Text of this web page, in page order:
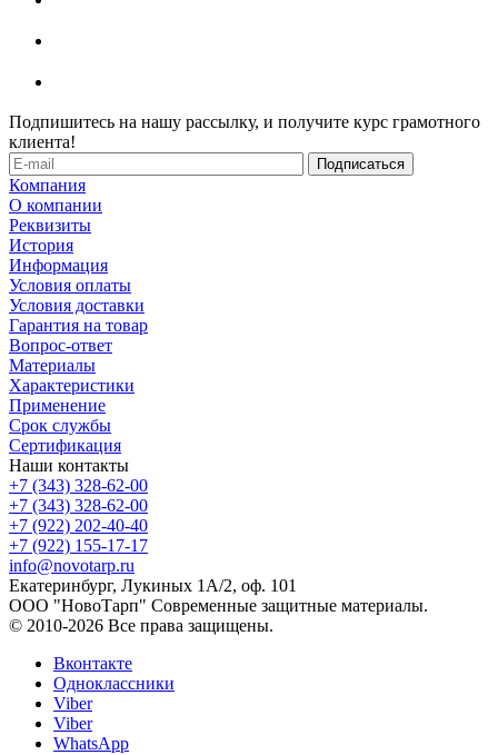
Подпишитесь на нашу рассылку, и получите курс грамотного
клиента!
Компания
О компании
Реквизиты
История
Информация
Условия оплаты
Условия доставки
Гарантия на товар
Вопрос-ответ
Материалы
Характеристики
Применение
Срок службы
Сертификация
Наши контакты
+7 (343) 328-62-00
+7 (343) 328-62-00
+7 (922) 202-40-40
+7 (922) 155-17-17
info@novotarp.ru
Екатеринбург, Лукиных 1А/2, оф. 101
ООО "НовоТарп" Современные защитные материалы.
© 2010-2026 Все права защищены.
Вконтакте
Одноклассники
Viber
Viber
WhatsApp